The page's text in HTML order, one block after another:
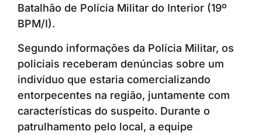
Batalhão de Polícia Militar do Interior (19º
BPM/I).
Segundo informações da Polícia Militar, os
policiais receberam denúncias sobre um
indivíduo que estaria comercializando
entorpecentes na região, juntamente com
características do suspeito. Durante o
patrulhamento pelo local, a equipe